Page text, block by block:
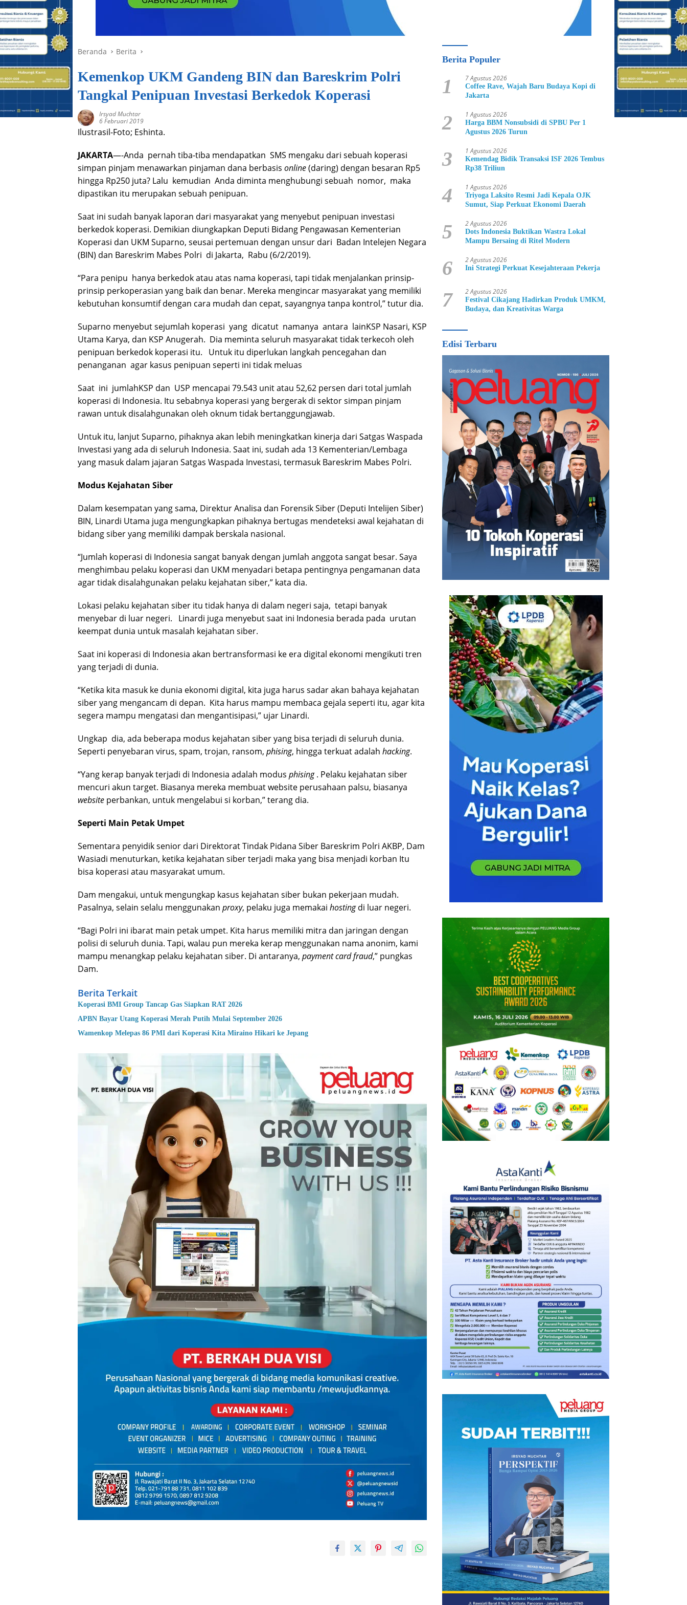
Beranda Berita
Kemenkop UKM Gandeng BIN dan Bareskrim Polri
Tangkal Penipuan Investasi Berkedok Koperasi
Irsyad Muchtar
6 Februari 2019
Ilustrasil-Foto; Eshinta.
JAKARTA—-Anda pernah tiba-tiba mendapatkan SMS mengaku dari sebuah koperasi
simpan pinjam menawarkan pinjaman dana berbasis online(daring) dengan besaran Rp5
hingga Rp250 juta? Lalu kemudian Anda diminta menghubungi sebuah nomor, maka
dipastikan itu merupakan sebuah penipuan.
Saat ini sudah banyak laporan dari masyarakat yang menyebut penipuan investasi
berkedok koperasi. Demikian diungkapkan Deputi Bidang Pengawasan Kementerian
Koperasi dan UKM Suparno, seusai pertemuan dengan unsur dari Badan Intelejen Negara
(BIN) dan Bareskrim Mabes Polri di Jakarta, Rabu (6/2/2019).
“Para penipu hanya berkedok atau atas nama koperasi, tapi tidak menjalankan prinsip-
prinsip perkoperasian yang baik dan benar. Mereka mengincar masyarakat yang memiliki
kebutuhan konsumtif dengan cara mudah dan cepat, sayangnya tanpa kontrol,” tutur dia.
Suparno menyebut sejumlah koperasi yang dicatut namanya antara lainKSP Nasari, KSP
Utama Karya, dan KSP Anugerah. Dia meminta seluruh masyarakat tidak terkecoh oleh
penipuan berkedok koperasi itu. Untuk itu diperlukan langkah pencegahan dan
penanganan agar kasus penipuan seperti ini tidak meluas
Saat ini jumlahKSP dan USP mencapai 79.543 unit atau 52,62 persen dari total jumlah
koperasi di Indonesia. Itu sebabnya koperasi yang bergerak di sektor simpan pinjam
rawan untuk disalahgunakan oleh oknum tidak bertanggungjawab.
Untuk itu, lanjut Suparno, pihaknya akan lebih meningkatkan kinerja dari Satgas Waspada
Investasi yang ada di seluruh Indonesia. Saat ini, sudah ada 13 Kementerian/Lembaga
yang masuk dalam jajaran Satgas Waspada Investasi, termasuk Bareskrim Mabes Polri.
Modus Kejahatan Siber
Dalam kesempatan yang sama, Direktur Analisa dan Forensik Siber (Deputi Intelijen Siber)
BIN, Linardi Utama juga mengungkapkan pihaknya bertugas mendeteksi awal kejahatan di
bidang siber yang memiliki dampak berskala nasional.
“Jumlah koperasi di Indonesia sangat banyak dengan jumlah anggota sangat besar. Saya
menghimbau pelaku koperasi dan UKM menyadari betapa pentingnya pengamanan data
agar tidak disalahgunakan pelaku kejahatan siber,” kata dia.
Lokasi pelaku kejahatan siber itu tidak hanya di dalam negeri saja, tetapi banyak
menyebar di luar negeri. Linardi juga menyebut saat ini Indonesia berada pada urutan
keempat dunia untuk masalah kejahatan siber.
Saat ini koperasi di Indonesia akan bertransformasi ke era digital ekonomi mengikuti tren
yang terjadi di dunia.
“Ketika kita masuk ke dunia ekonomi digital, kita juga harus sadar akan bahaya kejahatan
siber yang mengancam di depan. Kita harus mampu membaca gejala seperti itu, agar kita
segera mampu mengatasi dan mengantisipasi,” ujar Linardi.
Ungkap dia, ada beberapa modus kejahatan siber yang bisa terjadi di seluruh dunia.
Seperti penyebaran virus, spam, trojan, ransom, phising, hingga terkuat adalah hacking.
“Yang kerap banyak terjadi di Indonesia adalah modus phising. Pelaku kejahatan siber
mencuri akun target. Biasanya mereka membuat website perusahaan palsu, biasanya
website perbankan, untuk mengelabui si korban,” terang dia.
Seperti Main Petak Umpet
Sementara penyidik senior dari Direktorat Tindak Pidana Siber Bareskrim Polri AKBP, Dam
Wasiadi menuturkan, ketika kejahatan siber terjadi maka yang bisa menjadi korban Itu
bisa koperasi atau masyarakat umum.
Dam mengakui, untuk mengungkap kasus kejahatan siber bukan pekerjaan mudah.
Pasalnya, selain selalu menggunakan proxy, pelaku juga memakai hostingdi luar negeri.
“Bagi Polri ini ibarat main petak umpet. Kita harus memiliki mitra dan jaringan dengan
polisi di seluruh dunia. Tapi, walau pun mereka kerap menggunakan nama anonim, kami
mampu menangkap pelaku kejahatan siber. Di antaranya, payment card fraud,” pungkas
Dam.
Berita Terkait
Koperasi BMI Group Tancap Gas Siapkan RAT 2026
APBN Bayar Utang Koperasi Merah Putih Mulai September 2026
Wamenkop Melepas 86 PMI dari Koperasi Kita Miraino Hikari ke Jepang
Berita Populer
1 7 Agustus 2026
Coffee Rave, Wajah Baru Budaya Kopi di
Jakarta
2 1 Agustus 2026
Harga BBM Nonsubsidi di SPBU Per 1
Agustus 2026 Turun
3 1 Agustus 2026
Kemendag Bidik Transaksi ISF 2026 Tembus
Rp38 Triliun
4 1 Agustus 2026
Triyoga Laksito Resmi Jadi Kepala OJK
Sumut, Siap Perkuat Ekonomi Daerah
5 2 Agustus 2026
Dots Indonesia Buktikan Wastra Lokal
Mampu Bersaing di Ritel Modern
6 2 Agustus 2026
Ini Strategi Perkuat Kesejahteraan Pekerja
7 2 Agustus 2026
Festival Cikajang Hadirkan Produk UMKM,
Budaya, dan Kreativitas Warga
Edisi Terbaru